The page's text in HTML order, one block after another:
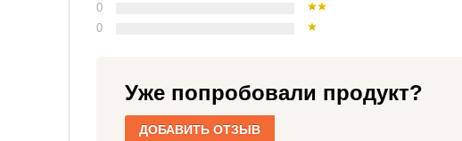
0
0
Уже попробовали продукт?
ДОБАВИТЬ ОТЗЫВ